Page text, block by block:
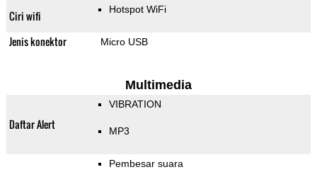
Ciri wifi Hotspot WiFi
Jenis konektor Micro USB
Multimedia
Daftar Alert
VIBRATION
MP3
Pembesar suara